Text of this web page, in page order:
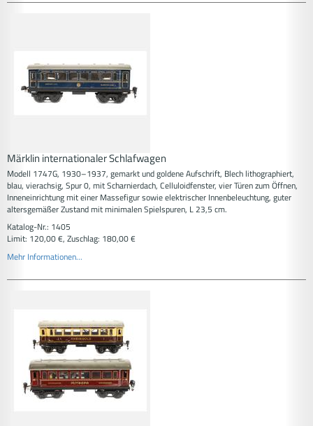
Märklin internationaler Schlafwagen
Modell 1747G, 1930–1937, gemarkt und goldene Aufschrift, Blech lithographiert,
blau, vierachsig, Spur 0, mit Scharnierdach, Celluloidfenster, vier Türen zum Öffnen,
Inneneinrichtung mit einer Massefigur sowie elektrischer Innenbeleuchtung, guter
altersgemäßer Zustand mit minimalen Spielspuren, L 23,5 cm.
Katalog-Nr.: 1405
Limit: 120,00 €, Zuschlag: 180,00 €
Mehr Informationen...